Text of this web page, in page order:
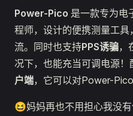
Power-Pico 是一款专为电
程师，设计的便携测量工具
流。同时也支持PPS诱骗，
况下，也能充当可调电源！
户端，它可以对Power-
😆妈妈再也不用担心我没